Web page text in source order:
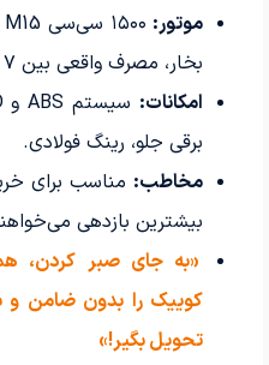
موتور:
بخار، مصرف واقعی بین ۷ تا ۸ لیتر در ۱۰۰ کیلومتر.
امکانات:
برقی جلو، رینگ فولادی.
مخاطب: مناسب برای
بیشترین بازدهی
«به جای صبر کردن،
تحویل بگیر!»